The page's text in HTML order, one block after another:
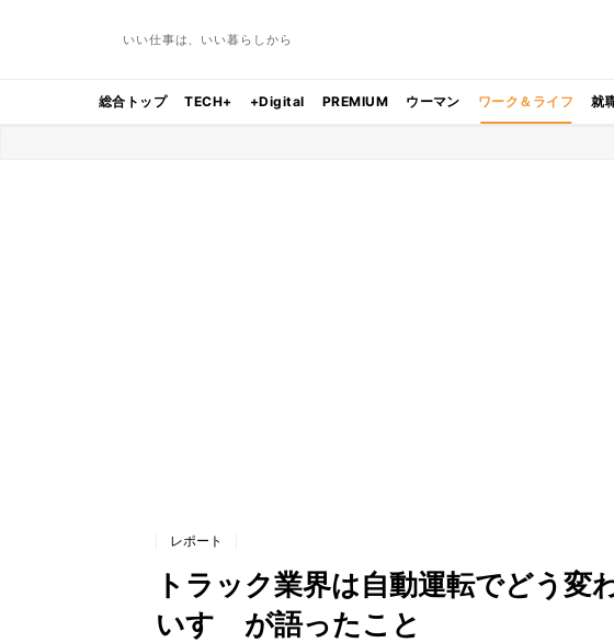
いい仕事は、いい暮らしから
総合トップ TECH+ +Digital PREMIUM ウーマン ワーク＆ライフ 就
レポート
トラック業界は自動運転でどう変
いすゞが語ったこと